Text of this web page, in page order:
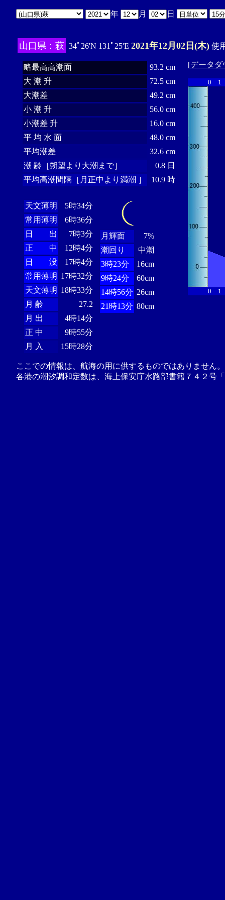
年 月 日
山口県：萩 34ﾟ26'N 131ﾟ25'E 2021年12月02日(木)使
略最高高潮面
93.2 cm
大 潮 升
72.5 cm
大潮差
49.2 cm
小 潮 升
56.0 cm
小潮差 升
16.0 cm
平 均 水 面
48.0 cm
平均潮差
32.6 cm
潮 齢［朔望より大潮まで］
0.8 日
平均高潮間隔［月正中より満潮 ］
10.9 時
天文薄明
5時34分
常用薄明
6時36分
日 出
7時3分
正 中
12時4分
日 没
17時4分
常用薄明 17時32分
天文薄明 18時33分
月 齢
27.2
月 出
4時14分
正 中
9時55分
月 入
15時28分
月輝面
7%
潮回り
中潮
3時23分
16cm
9時24分
60cm
14時56分 26cm
21時13分 80cm
[データダ
0 1
0 1
ここでの情報は、航海の用に供するものではありません
各港の潮汐調和定数は、海上保安庁水路部書籍７４２号